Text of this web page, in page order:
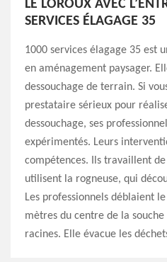
LE LOROUX AVEC
SERVICES ÉLAGAGE 35
1000 services élagage 35 est
en aménagement paysager.
dessouchage de terrain. Si
prestataire sérieux pour
dessouchage, ses
expérimentés. Leurs
compétences. Ils travaillent
utilisent la rogneuse, qui
Les professionnels déblaient
mètres du centre de la
racines. Elle évacue les